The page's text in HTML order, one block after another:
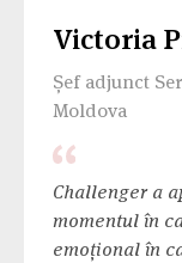
Victoria
Șef adjunct
Moldova
Challenger a
momentul în
emoțional în